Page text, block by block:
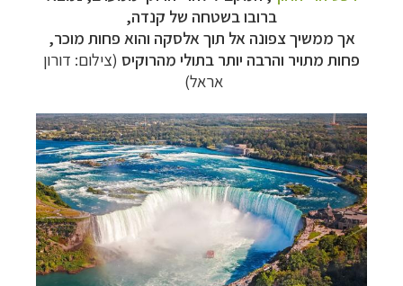
ברובו בשטחה של קנדה,
אך ממשיך צפונה אל תוך אלסקה והוא פחות מוכר,
פחות מתויר והרבה יותר בתולי מהרוקיס (צילום: דורון
אראל)